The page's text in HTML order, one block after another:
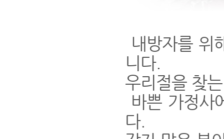
내방자를 위
니다.
우리절을 찾
바쁜 가정사
다.